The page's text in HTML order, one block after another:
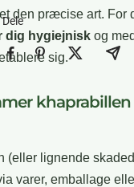
Deleden præcise art. For
dig hygiejnisk og med
sig.
(eller lignende
varer, emballage